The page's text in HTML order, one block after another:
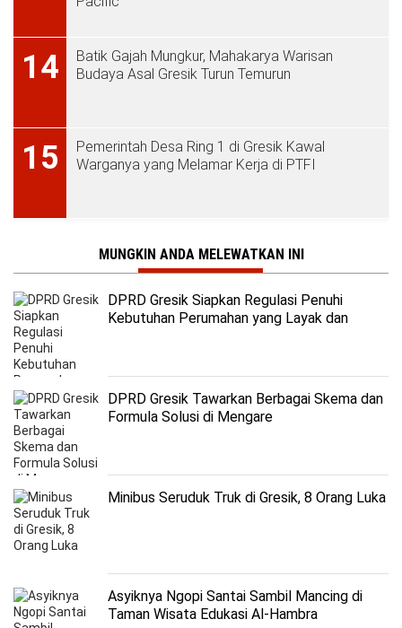
14
Batik Gajah Mungkur, Mahakarya Warisan
Budaya Asal Gresik Turun Temurun
15
Pemerintah Desa Ring 1 di Gresik Kawal
Warganya yang Melamar Kerja di PTFI
MUNGKIN ANDA MELEWATKAN INI
DPRD Gresik Siapkan Regulasi Penuhi
Kebutuhan Perumahan yang Layak dan
DPRD Gresik Tawarkan Berbagai Skema dan
Formula Solusi di Mengare
Minibus Seruduk Truk di Gresik, 8 Orang Luka
Asyiknya Ngopi Santai Sambil Mancing di
Taman Wisata Edukasi Al-Hambra